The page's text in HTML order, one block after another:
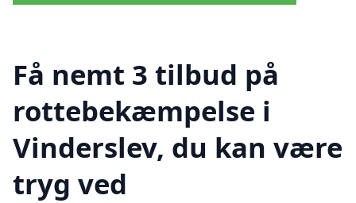
Få nemt 3 tilbud på
rottebekæmpelse i
Vinderslev, du kan være
tryg ved